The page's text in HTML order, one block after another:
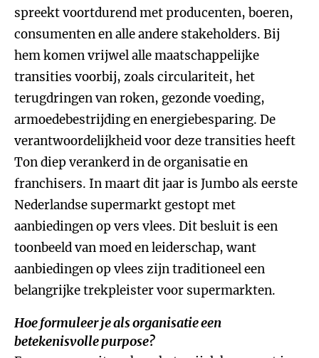
spreekt voortdurend met producenten, boeren,
consumenten en alle andere stakeholders. Bij
hem komen vrijwel alle maatschappelijke
transities voorbij, zoals circulariteit, het
terugdringen van roken, gezonde voeding,
armoedebestrijding en energiebesparing. De
verantwoordelijkheid voor deze transities heeft
Ton diep verankerd in de organisatie en
franchisers. In maart dit jaar is Jumbo als eerste
Nederlandse supermarkt gestopt met
aanbiedingen op vers vlees. Dit besluit is een
toonbeeld van moed en leiderschap, want
aanbiedingen op vlees zijn traditioneel een
belangrijke trekpleister voor supermarkten.
Hoe formuleer je als organisatie een
betekenisvolle purpose?